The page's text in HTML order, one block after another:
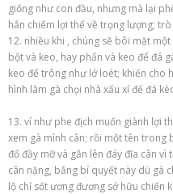
giống như con đầu, nhưng mà lại
hắn chiếm lợi thế về trọng lượng; trò
12. nhiều khi , chúng sẽ bôi mặt một
bột và keo, hay phấn và keo để đá
keo để trông như lở loét; khiến cho
hình làm gà chọi nhà xấu xí để đá
13. ví như phe địch muốn giành lợi
xem gà mình cân; rồi mộttên trong
đổ đầy mỡ và gắn lên đáy đĩa cân vì
cân nặng, bằng bí quyết này dù gà
lộ chỉ sốt ương đương sở hữu chiến